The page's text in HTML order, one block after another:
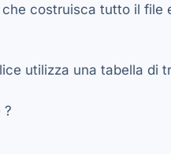
costruisca tutto il file
utilizza una tabella di
?